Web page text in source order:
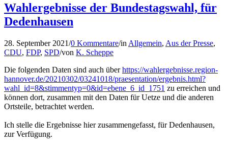
Wahlergebnisse der Bundestagswahl, für
Dedenhausen
28. September 2021/0 Kommentare/in Allgemein, Aus der Presse,
CDU, FDP, SPD/von K. Scheppe
Die folgenden Daten sind auch überhttps://wahlergebnisse.region-
hannover.de/20210302/03241018/praesentation/ergebnis.html?
wahl_id=8&stimmentyp=0&id=ebene_6_id_1751 zu erreichen und
können dort, zusammen mit den Daten für Uetze und die anderen
Ortsteile, betrachtet werden.
Ich stelle die Ergebnisse hier zusammengefasst, für Dedenhausen,
zur Verfügung.